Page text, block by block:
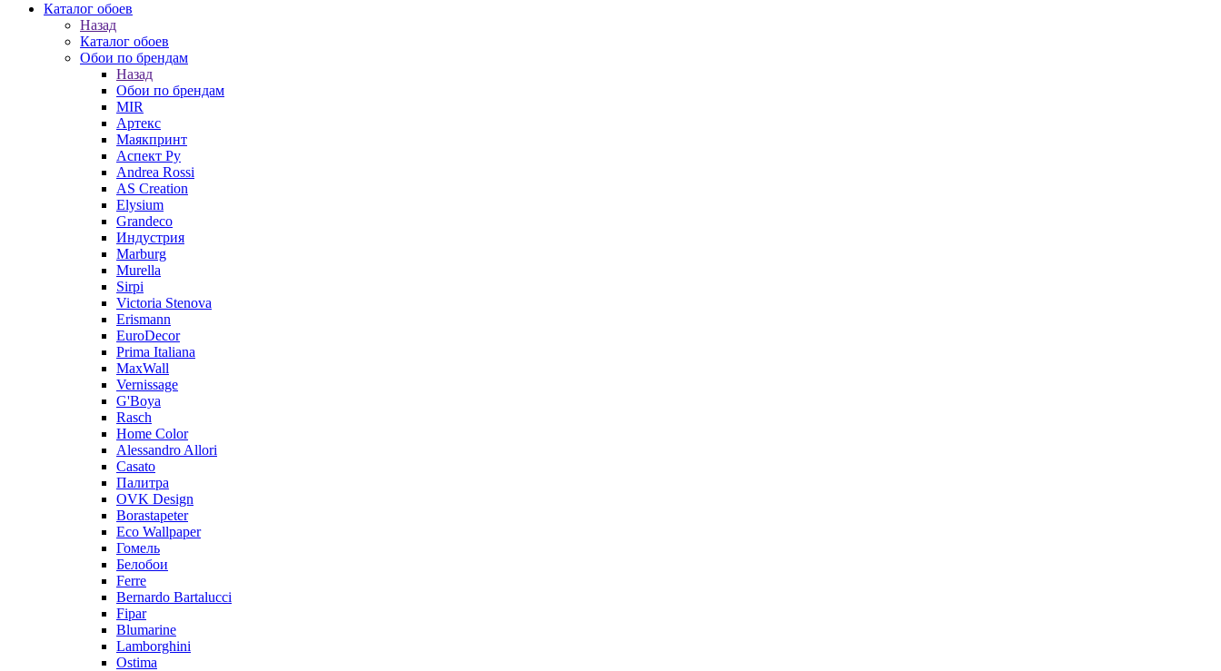
Каталог обоев
Назад
Каталог обоев
Обои по брендам
Назад
Обои по брендам
MIR
Артекс
Маякпринт
Аспект Ру
Andrea Rossi
AS Creation
Elysium
Grandeco
Индустрия
Marburg
Murella
Sirpi
Victoria Stenova
Erismann
EuroDecor
Prima Italiana
MaxWall
Vernissage
G'Boya
Rasch
Home Color
Alessandro Allori
Casato
Палитра
OVK Design
Borastapeter
Eco Wallpaper
Гомель
Белобои
Ferre
Bernardo Bartalucci
Fipar
Blumarine
Lamborghini
Ostima